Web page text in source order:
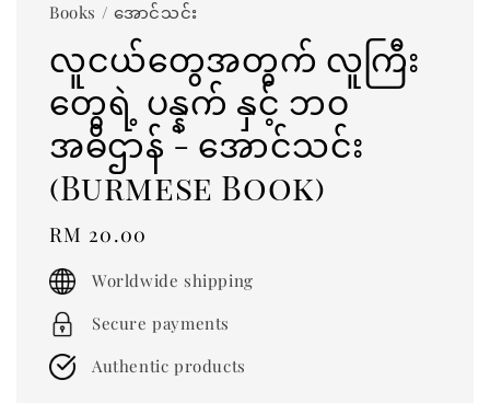
Books / အောင်သင်း
လူငယ်တွေအတွက် လူကြီး
တွေရဲ့ ပန္နက် နှင့် ဘဝ
အဓိဌာန် - အောင်သင်း
(Burmese Book)
Regular
price
RM 20.00
Worldwide shipping
Secure payments
Authentic products